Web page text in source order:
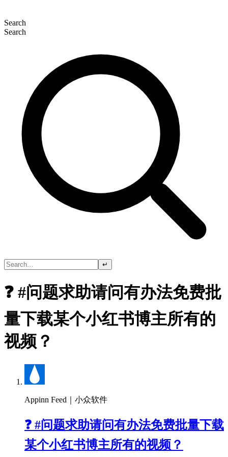
Search
Search
↵
❓ #问题求助请问有办法免费批
量下载某个小红书博主所有的
视频？
Appinn Feed｜小众软件
❓ #问题求助请问有办法免费批量下载
某个小红书博主所有的视频？